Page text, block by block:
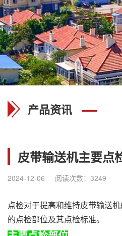
产品资讯
皮带输送机主要点
2024-12-06 阅读次数：3249
点检对于提高和维持皮带输送
的点检部位及其点检标准。